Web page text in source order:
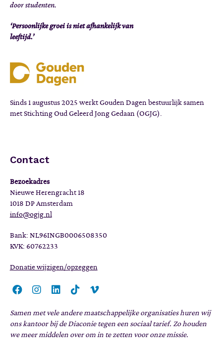
door studenten.
‘Persoonlijke groei is niet afhankelijk van
leeftijd.’
Sinds 1 augustus 2025 werkt Gouden Dagen bestuurlijk samen
met Stichting Oud Geleerd Jong Gedaan (OGJG).
Contact
Bezoekadres
Nieuwe Herengracht 18
1018 DP Amsterdam
info@ogjg.nl
Bank: NL96INGB0006508350
KVK: 60762233
Donatie wijzigen/opzeggen
Samen met vele andere maatschappelijke organisaties huren wij
ons kantoor bij de Diaconie tegen een sociaal tarief. Zo houden
we meer middelen over om in te zetten voor onze missie.